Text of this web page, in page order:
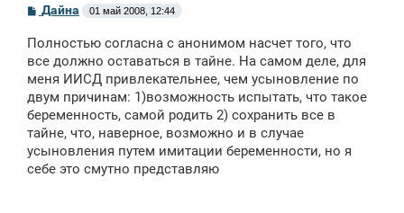
С
б
щ
н
и
Дайна 01 май 2008, 12:44
Полностью согласна с анонимом насчет того, что
все должно оставаться в тайне. На самом деле, для
меня ИИСД привлекательнее, чем усыновление по
двум причинам: 1)возможность испытать, что такое
беременность, самой родить 2) сохранить все в
тайне, что, наверное, возможно и в случае
усыновления путем имитации беременности, но я
себе это смутно представляю